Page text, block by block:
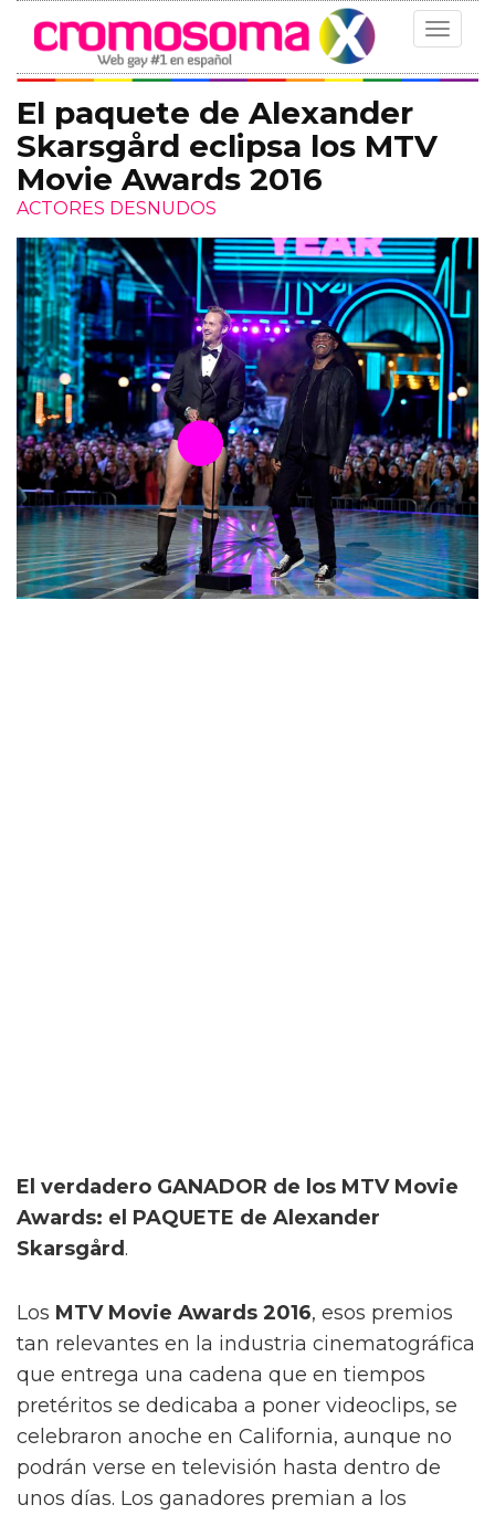
Toggle
El paquete de Alexander
Skarsgård eclipsa los MTV
Movie Awards 2016
ACTORES DESNUDOS
El verdadero GANADOR de los MTV Movie
Awards: el PAQUETE de Alexander
Skarsgård .
Los MTV Movie Awards 2016, esos premios
tan relevantes en la industria cinematográfica
que entrega una cadena que en tiempos
pretéritos se dedicaba a poner videoclips, se
celebraron anoche en California, aunque no
podrán verse en televisión hasta dentro de
unos días. Los ganadores premian a los